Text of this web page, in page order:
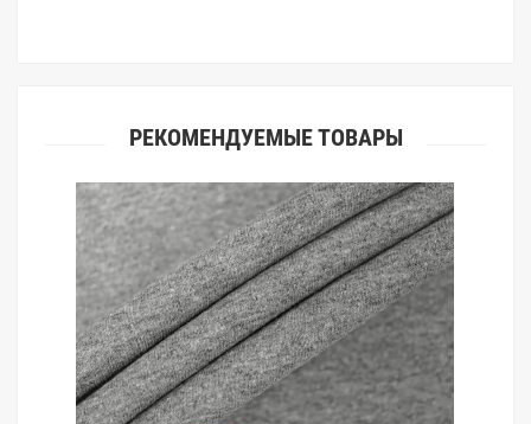
РЕКОМЕНДУЕМЫЕ ТОВАРЫ